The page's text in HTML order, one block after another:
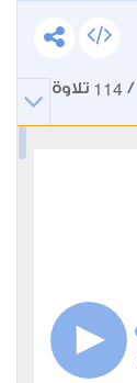
/
114 تلاوة